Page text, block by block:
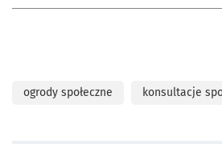
ogrody społeczne konsultacje